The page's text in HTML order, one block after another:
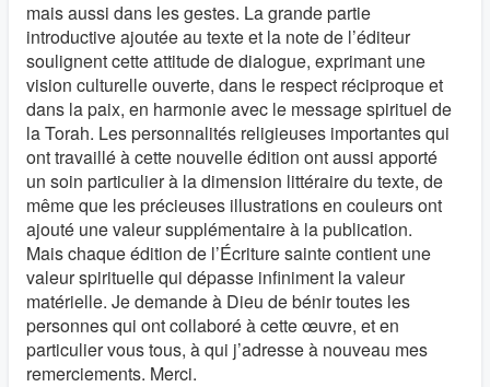
mais aussi dans les gestes. La grande partie
introductive ajoutée au texte et la note de l’éditeur
soulignent cette attitude de dialogue, exprimant une
vision culturelle ouverte, dans le respect réciproque et
dans la paix, en harmonie avec le message spirituel de
la Torah. Les personnalités religieuses importantes qui
ont travaillé à cette nouvelle édition ont aussi apporté
un soin particulier à la dimension littéraire du texte, de
même que les précieuses illustrations en couleurs ont
ajouté une valeur supplémentaire à la publication.
Mais chaque édition de l’Écriture sainte contient une
valeur spirituelle qui dépasse infiniment la valeur
matérielle. Je demande à Dieu de bénir toutes les
personnes qui ont collaboré à cette œuvre, et en
particulier vous tous, à qui j’adresse à nouveau mes
remerciements. Merci.